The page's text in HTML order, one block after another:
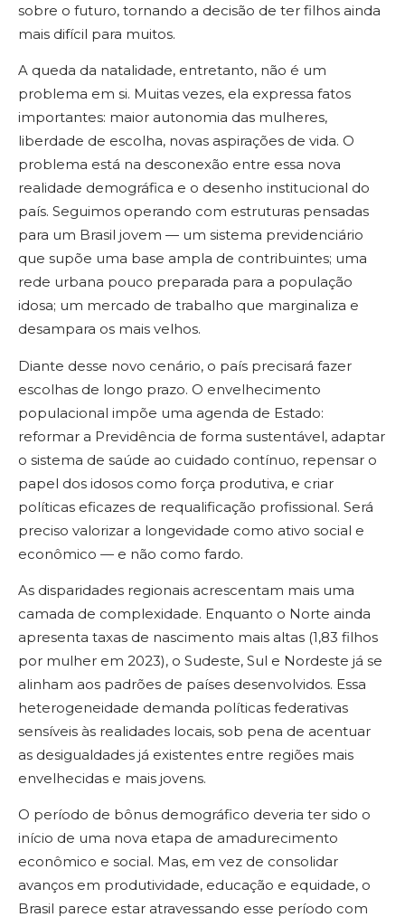
sobre o futuro, tornando a decisão de ter filhos ainda
mais difícil para muitos.
A queda da natalidade, entretanto, não é um
problema em si. Muitas vezes, ela expressa fatos
importantes: maior autonomia das mulheres,
liberdade de escolha, novas aspirações de vida. O
problema está na desconexão entre essa nova
realidade demográfica e o desenho institucional do
país. Seguimos operando com estruturas pensadas
para um Brasil jovem — um sistema previdenciário
que supõe uma base ampla de contribuintes; uma
rede urbana pouco preparada para a população
idosa; um mercado de trabalho que marginaliza e
desampara os mais velhos.
Diante desse novo cenário, o país precisará fazer
escolhas de longo prazo. O envelhecimento
populacional impõe uma agenda de Estado:
reformar a Previdência de forma sustentável, adaptar
o sistema de saúde ao cuidado contínuo, repensar o
papel dos idosos como força produtiva, e criar
políticas eficazes de requalificação profissional. Será
preciso valorizar a longevidade como ativo social e
econômico — e não como fardo.
As disparidades regionais acrescentam mais uma
camada de complexidade. Enquanto o Norte ainda
apresenta taxas de nascimento mais altas (1,83 filhos
por mulher em 2023), o Sudeste, Sul e Nordeste já se
alinham aos padrões de países desenvolvidos. Essa
heterogeneidade demanda políticas federativas
sensíveis às realidades locais, sob pena de acentuar
as desigualdades já existentes entre regiões mais
envelhecidas e mais jovens.
O período de bônus demográfico deveria ter sido o
início de uma nova etapa de amadurecimento
econômico e social. Mas, em vez de consolidar
avanços em produtividade, educação e equidade, o
Brasil parece estar atravessando esse período com